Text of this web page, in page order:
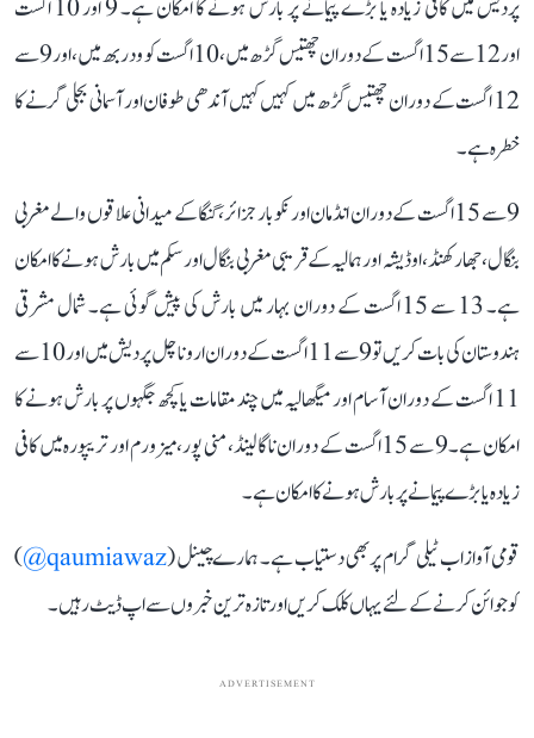
پردیش میں کافی زیادہ یا بڑے پیمانے پر بارش ہونے کا امکان ہے۔ 9 اور 10 اگست
اور 12 سے 15 اگست کے دوران چھتیس گڑھ میں، 10 اگست کو ودربھ میں، اور 9 سے
12 اگست کے دوران چھتیس گڑھ میں کہیں کہیں آندھی طوفان اور آسمانی بجلی گرنے کا
خطرہ ہے۔
9 سے 15 اگست کے دوران انڈمان اور نکوبار جزائر، گنگا کے میدانی علاقوں والے مغربی
بنگال، جھارکھنڈ، اوڈیشہ اور ہمالیہ کے قریبی مغربی بنگال اور سکم میں بارش ہونے کا امکان
ہے۔ 13 سے 15 اگست کے دوران بہار میں بارش کی پیش گوئی ہے۔ شمال مشرقی
ہندوستان کی بات کریں تو 9 سے 11 اگست کے دوران اروناچل پردیش میں اور 10 سے
11 اگست کے دوران آسام اور میگھالیہ میں چند مقامات یا کچھ جگہوں پر بارش ہونے کا
امکان ہے۔ 9 سے 15 اگست کے دوران ناگالینڈ، منی پور، میزورم اور تریپورہ میں کافی
زیادہ یا بڑے پیمانے پر بارش ہونے کا امکان ہے۔
قومی آواز اب ٹیلی گرام پر بھی دستیاب ہے۔ ہمارے چینل (qaumiawaz@
)
کو جوائن کرنے کے لئے یہاں کلک کریں اور تازہ ترین خبروں سے اپ ڈیٹ رہیں۔
ADVERTISEMENT